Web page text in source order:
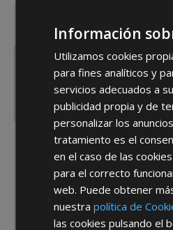
España
He leído y acepto la
Información
Utilizamos cookies
para fines analíticos y
servicios adecuados a
publicidad propia y de
personalizar los
tratamiento es el
en el caso de las
para el correcto
web. Puede obtener
nuestrapolítica de
las cookies pulsando el